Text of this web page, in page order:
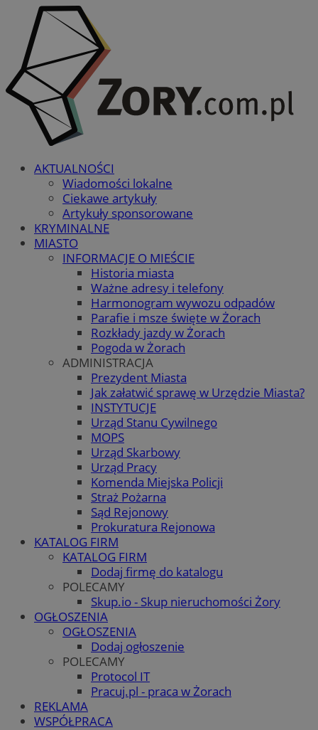
AKTUALNOŚCI
Wiadomości lokalne
Ciekawe artykuły
Artykuły sponsorowane
KRYMINALNE
MIASTO
INFORMACJE O MIEŚCIE
Historia miasta
Ważne adresy i telefony
Harmonogram wywozu odpadów
Parafie i msze święte w Żorach
Rozkłady jazdy w Żorach
Pogoda w Żorach
ADMINISTRACJA
Prezydent Miasta
Jak załatwić sprawę w Urzędzie Miasta?
INSTYTUCJE
Urząd Stanu Cywilnego
MOPS
Urząd Skarbowy
Urząd Pracy
Komenda Miejska Policji
Straż Pożarna
Sąd Rejonowy
Prokuratura Rejonowa
KATALOG FIRM
KATALOG FIRM
Dodaj firmę do katalogu
POLECAMY
Skup.io - Skup nieruchomości Żory
OGŁOSZENIA
OGŁOSZENIA
Dodaj ogłoszenie
POLECAMY
Protocol IT
Pracuj.pl - praca w Żorach
REKLAMA
WSPÓŁPRACA